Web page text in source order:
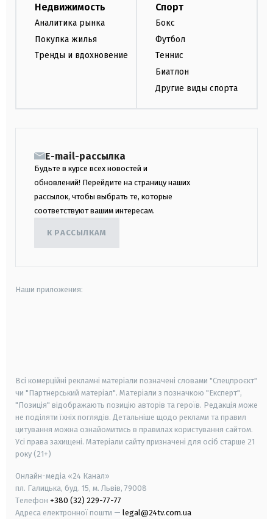
Недвижимость
Аналитика рынка
Покупка жилья
Тренды и вдохновение
Спорт
Бокс
Футбол
Теннис
Биатлон
Другие виды спорта
E-mail-рассылка
Будьте в курсе всех новостей и
обновлений! Перейдите на страницу наших
рассылок, чтобы выбрать те, которые
соответствуют вашим интересам.
К РАССЫЛКАМ
Наши приложения:
Всі комерційні рекламні матеріали позначені словами "Спецпроєкт"
чи "Партнерський матеріал". Матеріали з позначкою "Експерт",
"Позиція" відображають позицію авторів та героїв. Редакція може
не поділяти їхніх поглядів. Детальніше щодо реклами та правил
цитування можна ознайомитись в правилах користування сайтом.
Усі права захищені. Матеріали сайту призначені для осіб старше 21
року (21+)
Онлайн-медіа «24 Канал»
пл. Галицька, буд. 15, м. Львів, 79008
Телефон +380 (32) 229-77-77
Адреса електронної пошти — legal@24tv.com.ua